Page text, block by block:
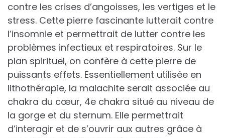
contre les crises d’angoisses, les vertiges et le
stress. Cette pierre fascinante lutterait contre
l’insomnie et permettrait de lutter contre les
problèmes infectieux et respiratoires. Sur le
plan spirituel, on confère à cette pierre de
puissants effets. Essentiellement utilisée en
lithothérapie, la malachite serait associée au
chakra du cœur, 4e chakra situé au niveau de
la gorge et du sternum. Elle permettrait
d’interagir et de s’ouvrir aux autres grâce à